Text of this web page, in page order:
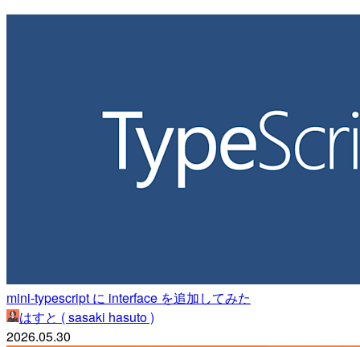
mini-typescript に interface を追加してみた
はすと ( sasaki hasuto )
2026.05.30